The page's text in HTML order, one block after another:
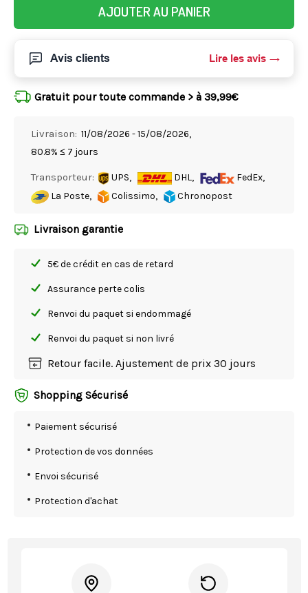
AJOUTER AU PANIER
Avis clients Lire les avis
Gratuit pour toute commande > à 39,99€
Livraison: 11/08/2026 - 15/08/2026,
80.8% ≤ 7 jours
Transporteur: UPS, DHL,
FedEx,
La Poste,
Colissimo, Chronopost
Livraison garantie
5€ de crédit en cas de retard
Assurance perte colis
Renvoi du paquet si endommagé
Renvoi du paquet si non livré
Retour facile. Ajustement de prix 30 jours
Shopping Sécurisé
Paiement sécurisé
Protection de vos données
Envoi sécurisé
Protection d'achat